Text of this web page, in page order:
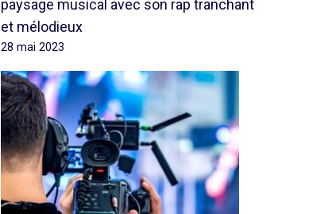
paysage musical avec son rap tranchant
et mélodieux
28 mai 2023